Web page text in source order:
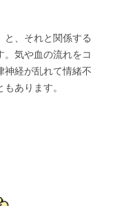
と、それと関係する
。気や血の流れをコ
神経が乱れて情緒不
あります。